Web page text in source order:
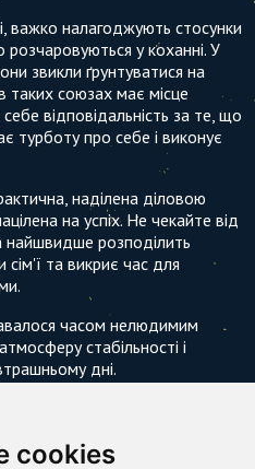
cookies
важко налагоджують стосунки
у коханні. У
звикли ґрунтуватися на
таких союзах має місце
відповідальність за те, що
турботу про себе і виконує
наділена діловою
на успіх. Не чекайте від
найшвидше розподілить
та викриє час для
часом нелюдимим
стабільності і
дні.